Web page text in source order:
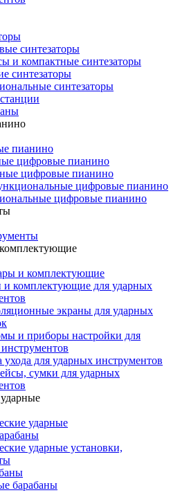
синтезаторы
и компактные синтезаторы
синтезаторы
синтезаторы
пианино
цифровые пианино
цифровые пианино
цифровые пианино
цифровые пианино
и комплектующие
и комплектующие для ударных
экраны для ударных
и приборы настройки для
ухода для ударных инструментов
сумки для ударных
ударные
ударные установки,
барабаны